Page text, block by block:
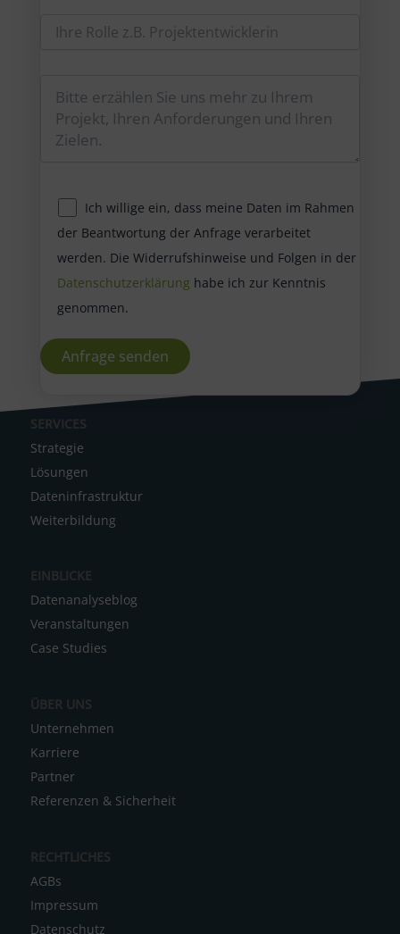
Ich willige ein, dass meine Daten im Rahmen
der Beantwortung der Anfrage verarbeitet
werden. Die Widerrufshinweise und Folgen in der
Datenschutzerklärung habe ich zur Kenntnis
genommen.
A
l
t
t
i
v
e
SERVICES
Strategie
Lösungen
Dateninfrastruktur
Weiterbildung
EINBLICKE
Datenanalyseblog
Veranstaltungen
Case Studies
ÜBER UNS
Unternehmen
Karriere
Partner
Referenzen & Sicherheit
RECHTLICHES
AGBs
Impressum
Datenschutz